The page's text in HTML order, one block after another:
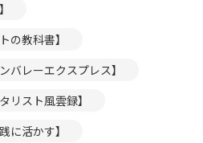
の教科書】
バレーエクスプレス】
リスト風雲録】
に活かす】